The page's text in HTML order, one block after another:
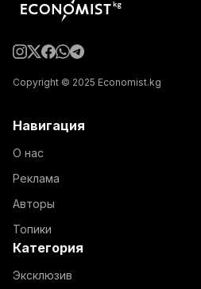
Copyright © 2025 Economist.kg
Навигация
О нас
Реклама
Авторы
Топики
Категория
Эксклюзив